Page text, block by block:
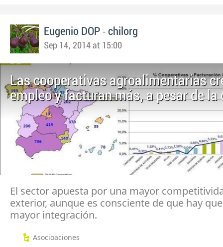
Eugenio DOP - chilorg
Sep 14, 2014 at 15:00
Las cooperativas agroalimentarias
empleo y facturan más, a pesar de la
El sector apuesta por una mayor
exterior, aunque es consciente de que hay
mayor integración.
Asocioaciones